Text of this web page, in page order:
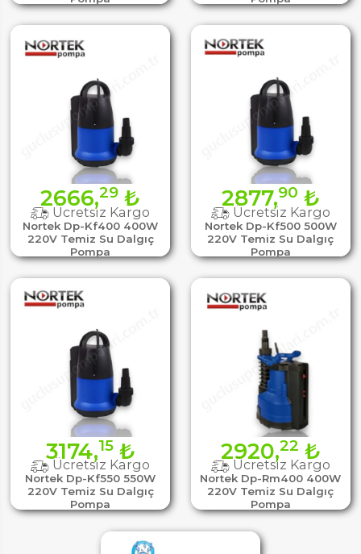
Nortek Dp-Kf400 400W
220V Temiz Su Dalgıç
Pompa
2666,29 ₺
Ücretsiz Kargo
Nortek Dp-Kf500 500W
220V Temiz Su Dalgıç
Pompa
2877,90 ₺
Ücretsiz Kargo
Nortek Dp-Kf550 550W
220V Temiz Su Dalgıç
Pompa
3174,15₺
Ücretsiz Kargo
Nortek Dp-Rm400 400W
220V Temiz Su Dalgıç
Pompa
2920,22 ₺
Ücretsiz Kargo